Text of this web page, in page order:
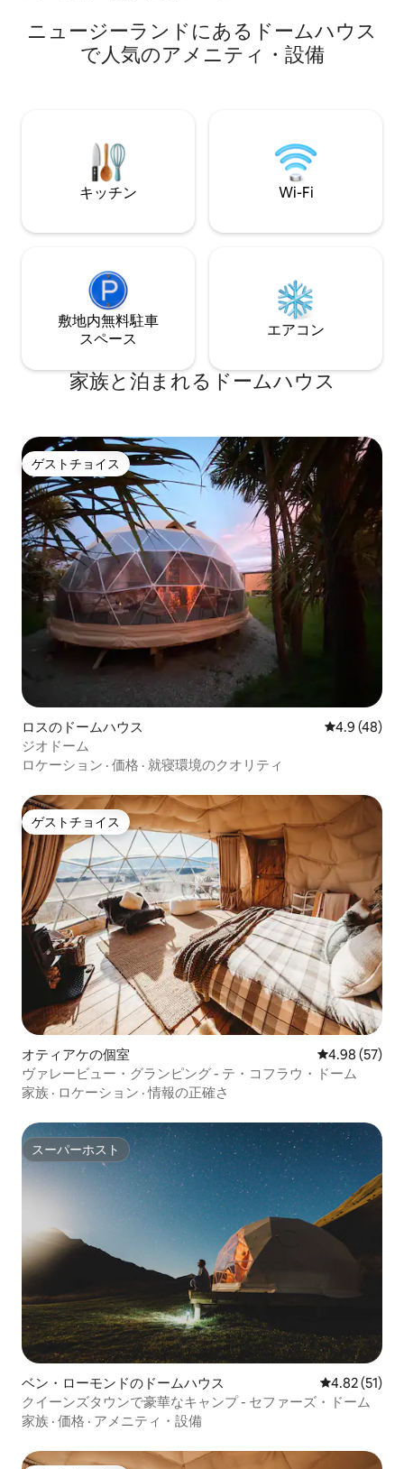
ヴィンテージ家具、高品質のリネンを備
えたキングベッド、緑豊かな茂みを見渡
せる大きな窓があります。鳥のさえずり
さい。その後は、海岸沿いの小道や地元
のギャラリーを探索しましょう。
ナキ山の景色を望
す。 リバーベル・グランピングは、カッ
プルにとって本当
ニュージーランドにあるドームハウス
で人気のアメニティ・設備
キッチン Wi-Fi
敷地内無料駐⁠車
ス⁠ペ⁠ー⁠ス
エアコン
家族と泊まれるドームハウス
ゲストチョイス
ゲストチョイス
ロスのドームハウス レビュー48
4.9 (48)
ジオドーム
ロケーション · 価格 · 就寝環境のクオリティ
ゲストチョイス
ゲストチョイス
オティアケの個室 レビュー57
4.98 (57)
ヴァレービュー・グランピング - テ・コフラウ・ドーム
家族 · ロケーション ·情報の正確さ
スーパーホスト
スーパーホスト
ベン・ローモンドのドームハウス レビュー51
4.82 (51)
クイーンズタウンで豪華なキャンプ - セファーズ・ドーム
家族 · 価格 · アメニティ・設備